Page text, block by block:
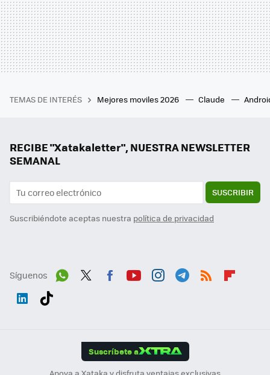
TEMAS DE INTERÉS Mejores moviles 2026 Claude
RECIBE "Xatakaletter", NUESTRA NEWSLETTER
SEMANAL
SUSCRIBIR
Suscribiéndote aceptas nuestra política de privacidad
Síguenos
Suscríbete a
Apoya a Xataka y disfruta ventajas exclusivas